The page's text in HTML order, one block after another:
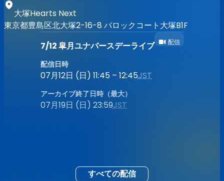
大塚Hearts Next
東京都豊島区北大塚2-16-8 バロックコート大塚B1F
7/12 皐月ユナバースデーライブ
配信
配信日時
07月12日 (日) 11:45 – 12:45JST
アーカイブ終了日時（最大）
07月19日 (日) 23:59JST
すべての配信